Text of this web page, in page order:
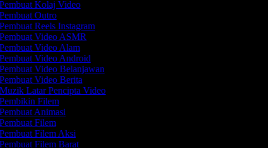
Kolaj Video
Outro
Reels Instagram
Video ASMR
Video Alam
Video Android
Video Belanjawan
Video Berita
Latar Pencipta Video
Filem
Animasi
Filem
Filem Aksi
Filem Barat